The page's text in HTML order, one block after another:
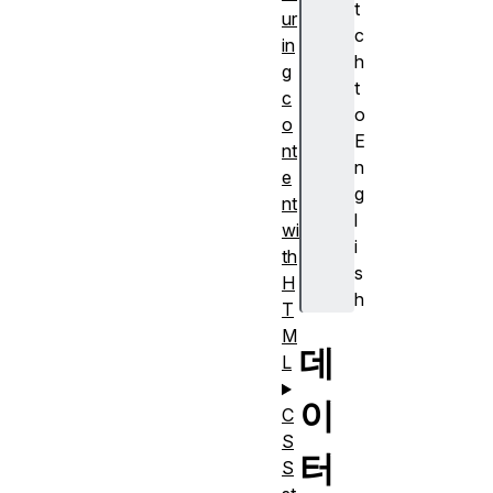
t
c
h
t
o
E
n
g
l
i
s
h
데
이
터
ur
in
g
c
o
nt
e
nt
wi
th
H
T
M
L
C
S
S